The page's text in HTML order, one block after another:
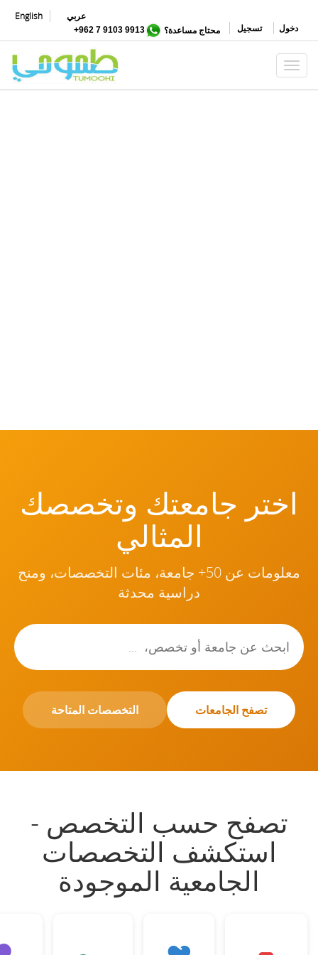
المحتوى
الرئيسي
English
عربي
تسجيل
دخول محتاج مساعدة؟ 9913 9103 7 962+
Toggle navigation
اختر جامعتك وتخصصك
المثالي
معلومات عن 50+ جامعة، مئات التخصصات، ومنح
دراسية محدثة
تصفح الجامعات التخصصات المتاحة
تصفح حسب التخصص -
استكشف التخصصات
الجامعية الموجودة